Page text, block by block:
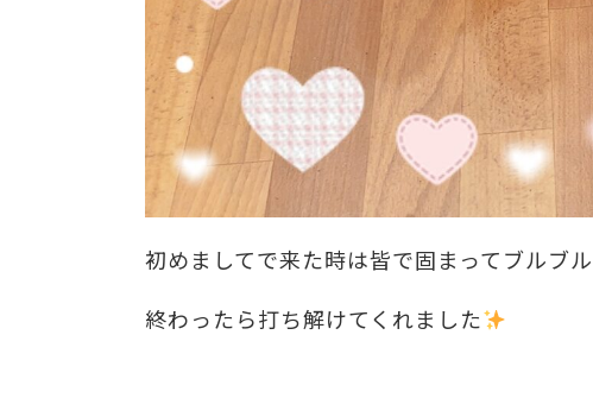
初めましてで来た時は皆で固まってブルブ
終わったら打ち解けてくれました